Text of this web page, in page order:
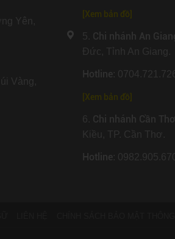
Yên,
Vàng,
Xem bản đồ
5. Chi nhánh An
Đức, Tỉnh An Giang.
Hotline:
Xem bản đồ
6. Chi nhánh Cần Thơ
Kiều, TP. Cần Thơ.
Hotline: